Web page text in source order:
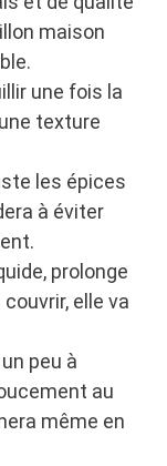
maison
une fois la
texture
les épices
à éviter
prolonge
elle va
peu à
au
même en